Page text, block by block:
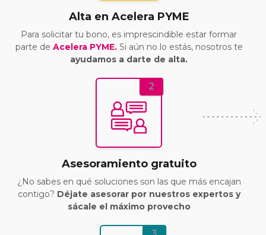
Alta en Acelera PYME
Para solicitar tu bono, es imprescindible estar formar
parte de Acelera PYME. Si aún no lo estás, nosotros te
ayudamos a darte de alta.
Asesoramiento gratuito
¿No sabes en qué soluciones son las que más encajan
contigo? Déjate asesorar por nuestros expertos y
sácale el máximo provecho
2